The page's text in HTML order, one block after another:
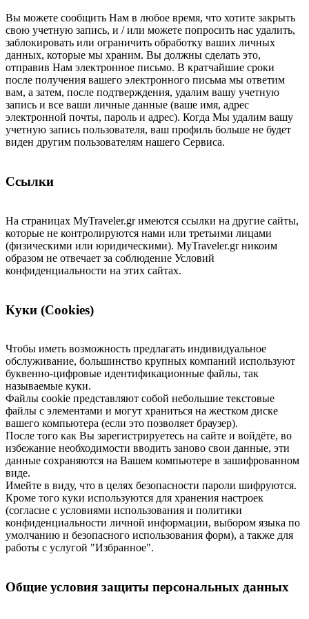
Вы можете сообщить Нам в любое время, что хотите закрыть
свою учетную запись, и / или можете попросить нас удалить,
заблокировать или ограничить обработку ваших личных
данных, которые мы храним. Вы должны сделать это,
отправив Нам электронное письмо. В кратчайшие сроки
после получения вашего электронного письма мы ответим
вам, а затем, после подтверждения, удалим вашу учетную
запись и все ваши личные данные (ваше имя, адрес
электронной почты, пароль и адрес). Когда Мы удалим вашу
учетную запись пользователя, ваш профиль больше не будет
виден другим пользователям нашего Сервиса.
Ссылки
На страницах MyTraveler.gr имеются ссылки на другие сайты,
которые не контролируются нами или третьими лицами
(физическими или юридическими). MyTraveler.gr никоим
образом не отвечает за соблюдение Условий
конфиденциальности на этих сайтах.
Куки (Cookies)
Чтобы иметь возможность предлагать индивидуальное
обслуживание, большинство крупных компаний используют
буквенно-цифровые идентификационные файлы, так
называемые куки.
Файлы cookie представляют собой небольшие текстовые
файлы с элементами и могут храниться на жестком диске
вашего компьютера (если это позволяет браузер).
После того как Вы зарегистрируетесь на сайте и войдёте, во
избежание необходимости вводить заново свои данные, эти
данные сохраняются на Вашем компьютере в зашифрованном
виде.
Имейте в виду, что в целях безопасности пароли шифруются.
Кроме того куки используются для хранения настроек
(согласие с условиями использования и политики
конфиденциальности личной информации, выбором языка по
умолчанию и безопасного использования форм), а также для
работы с услугой "Избранное".
Общие условия защиты персональных данных